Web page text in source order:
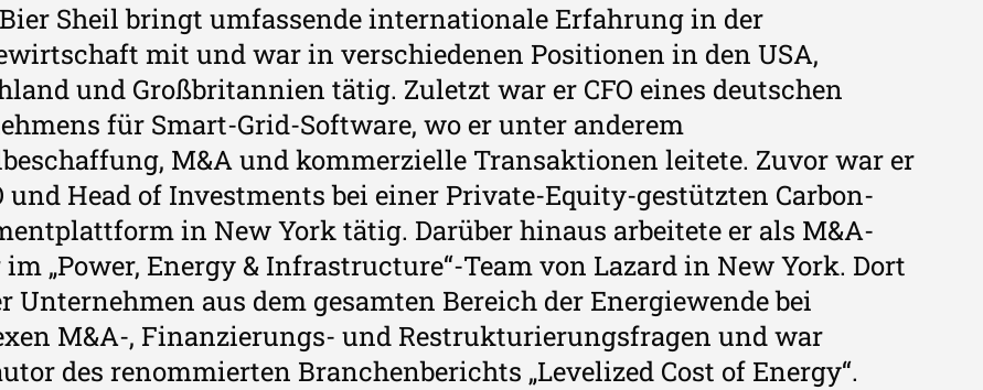
Sheil bringt umfassende internationale Erfahrung in der
mit und war in verschiedenen Positionen in den USA,
und Großbritannien tätig. Zuletzt war er CFO eines deutschen
für Smart-Grid-Software, wo er unter anderem
M&A und kommerzielle Transaktionen leitete. Zuvor war er
und Head of Investments bei einer Private-Equity-gestützten Carbon-
in New York tätig. Darüber hinaus arbeitete er als M&A-
„Power, Energy & Infrastructure“-Team von Lazard in New York. Dort
Unternehmen aus dem gesamten Bereich der Energiewende bei
M&A-, Finanzierungs- und Restrukturierungsfragen und war
des renommierten Branchenberichts „Levelized Cost of Energy“.